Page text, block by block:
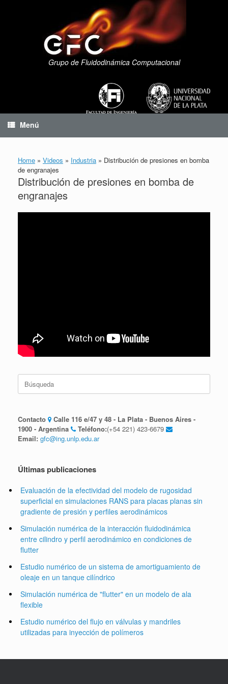
Grupo de Fluidodinámica Computacional
Menú
Home » Videos » Industria » Distribución de presiones en bomba
de engranajes
Distribución de presiones en bomba de
engranajes
Contacto
Calle 116 e/47 y 48 - La Plata - Buenos Aires -
1900 - Argentina
Teléfono:(+54 221) 423-6679
Email: gfc@ing.unlp.edu.ar
Últimas publicaciones
Evaluación de la efectividad del modelo de rugosidad
superficial en simulaciones RANS para placas planas sin
gradiente de presión y perfiles aerodinámicos
Simulación numérica de la interacción fluidodinámica
entre cilindro y perfil aerodinámico en condiciones de
flutter
Estudio numérico de un sistema de amortiguamiento de
oleaje en un tanque cilíndrico
Simulación numérica de "flutter" en un modelo de ala
flexible
Estudio numérico del flujo en válvulas y mandriles
utilizadas para inyección de polímeros